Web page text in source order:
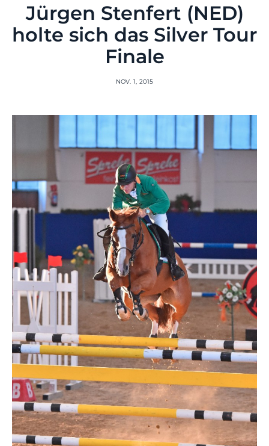
Jürgen Stenfert (NED)
holte sich das Silver Tour
Finale
NOV. 1, 2015